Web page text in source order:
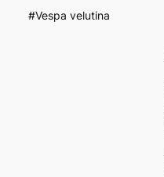
#Vespa velutina